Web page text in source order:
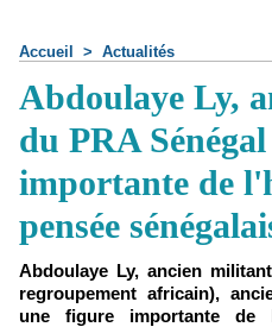
Accueil > Actualités
Abdoulaye Ly,
du PRA
importante de
pensée
Abdoulaye Ly, ancien
regroupement africain),
une figure importante